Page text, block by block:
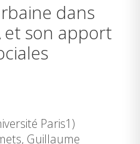
dans
et son apport
Paris1)
Guillaume